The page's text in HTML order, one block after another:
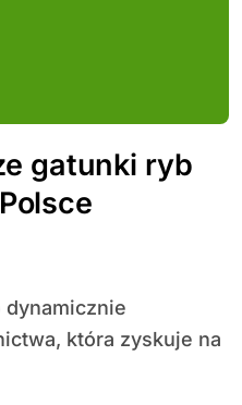
gatunki ryb
która zyskuje na